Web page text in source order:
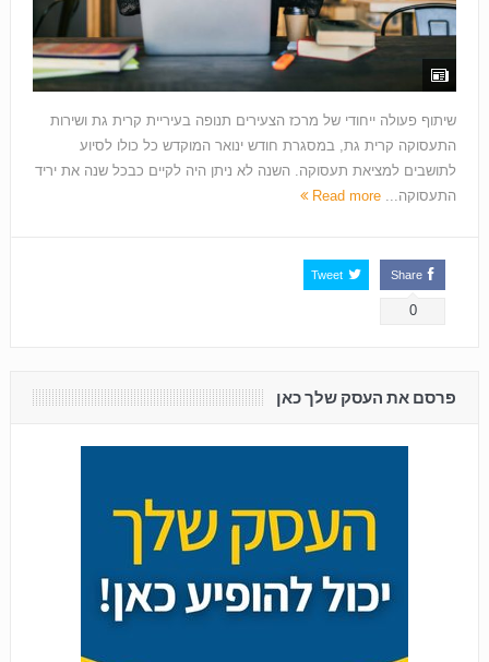
שיתוף פעולה ייחודי של מרכז הצעירים תנופה בעיריית קרית גת ושירות
התעסוקה קרית גת, במסגרת חודש ינואר המוקדש כל כולו לסיוע
לתושבים למציאת תעסוקה. השנה לא ניתן היה לקיים כבכל שנה את יריד
התעסוקה... Read more
Share
0
Tweet
פרסם את העסק שלך כאן